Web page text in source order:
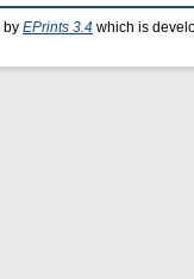
by EPrints 3.4 which is